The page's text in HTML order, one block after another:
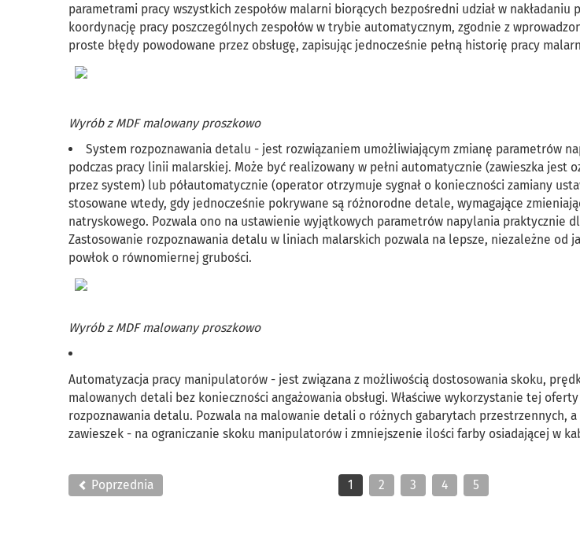
parametrami pracy wszystkich zespołów malarni biorących bezpośredni udział w nakładaniu
koordynację pracy poszczególnych zespołów w trybie automatycznym, zgodnie z
proste błędy powodowane przez obsługę, zapisując jednocześnie pełną historię pracy
Wyrób z MDF malowany proszkowo
System rozpoznawania detalu - jest rozwiązaniem umożliwiającym zmianę parametrów
podczas pracy linii malarskiej. Może być realizowany w pełni automatycznie (zawieszka jest
przez system) lub półautomatycznie (operator otrzymuje sygnał o konieczności zamiany
stosowane wtedy, gdy jednocześnie pokrywane są różnorodne detale, wymagające
natryskowego. Pozwala ono na ustawienie wyjątkowych parametrów napylania praktycznie
Zastosowanie rozpoznawania detalu w liniach malarskich pozwala na lepsze, niezależne od
powłok o równomiernej grubości.
Wyrób z MDF malowany proszkowo
Automatyzacja pracy manipulatorów - jest związana z możliwością dostosowania skoku,
malowanych detali bez konieczności angażowania obsługi. Właściwe wykorzystanie tej
rozpoznawania detalu. Pozwala na malowanie detali o różnych gabarytach przestrzennych,
zawieszek - na ograniczanie skoku manipulatorów i zmniejszenie ilości farby osiadającej w
Poprzednia 1 2 3 4 5